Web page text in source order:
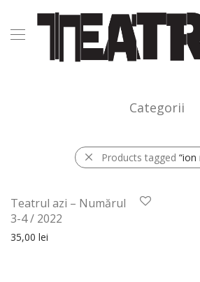
Categorii
Products tagged “ion
Teatrul azi – Numărul
3-4 / 2022
35,00 lei